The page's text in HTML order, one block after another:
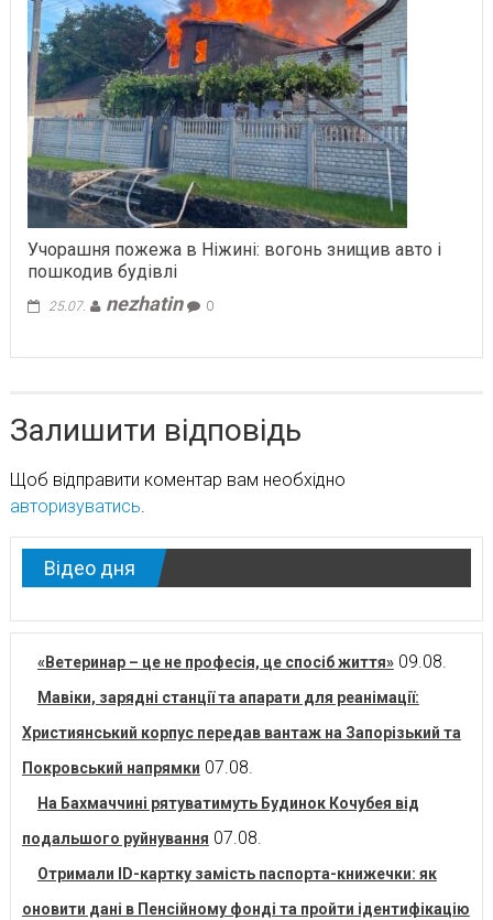
Учорашня пожежа в Ніжині: вогонь знищив авто і
пошкодив будівлі
25.07. nezhatin 0
Залишити відповідь
Щоб відправити коментар вам необхідно
авторизуватись.
Відео дня
«Ветеринар – це не професія, це спосіб життя» 09.08.
Мавіки, зарядні станції та апарати для реанімації:
Християнський корпус передав вантаж на Запорізький та
Покровський напрямки 07.08.
На Бахмаччині рятуватимуть Будинок Кочубея від
подальшого руйнування 07.08.
Отримали ID-картку замість паспорта-книжечки: як
оновити дані в Пенсійному фонді та пройти ідентифікацію